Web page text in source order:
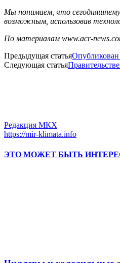
Мы понимаем, что
возможным, использовав
По материалам www.acr-
Предыдущая статьяОпубликован
Следующая статья
Редакция МКХ
https://mir-klimata.info
ЭТО МОЖЕТ БЫТЬ